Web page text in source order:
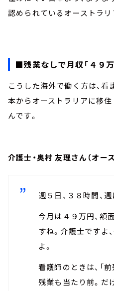
認められているオーストラリ
■残業なしで月収「４９万
こうした海外で働く方は、看
本からオーストラリアに移住
んです。
介護士・奥村 友理さん（オー
週５日、３８時間、
今月は４９万円、額
すね。介護士ですよ
よ。
看護師のときは、「
残業も当たり前。だ